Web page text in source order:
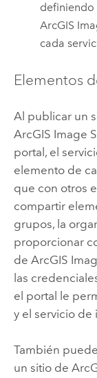
definiendo
ArcGIS
cada
Elementos
Al publicar un
ArcGIS Image
portal, el
elemento de
que con otros
compartir
grupos, la
proporcionar
de ArcGIS
las
el portal le
y el servicio de
También
un sitio de